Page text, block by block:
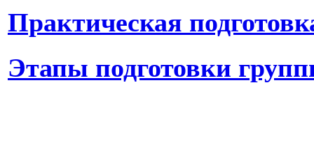
Практическая
Этапы подготовки